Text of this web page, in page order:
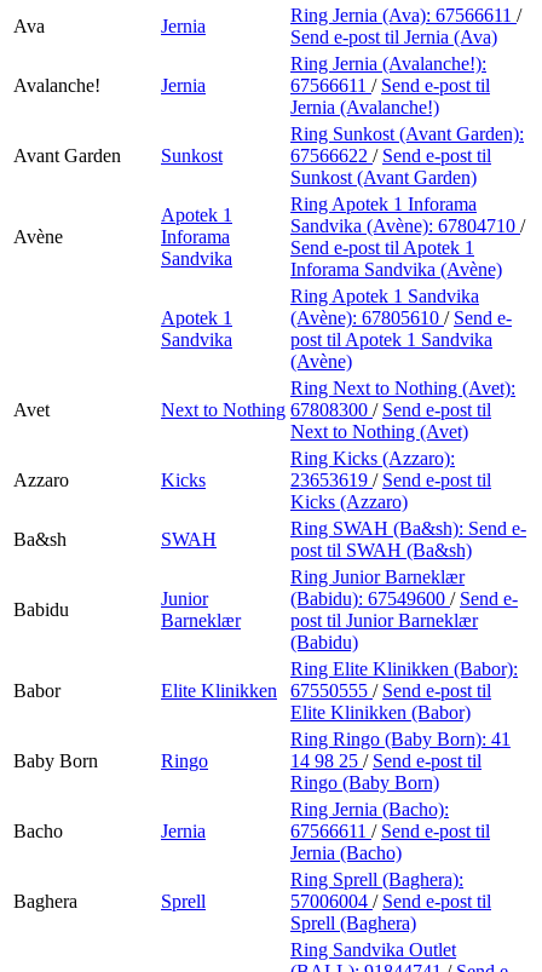
Ava
Jernia
Ring Jernia (Ava): 67566611 /
Send e-post til Jernia (Ava)
Avalanche! Jernia
Ring Jernia (Avalanche!):
67566611 / Send e-post til
Jernia (Avalanche!)
Avant Garden Sunkost
Ring Sunkost (Avant Garden):
67566622 / Send e-post til
Sunkost (Avant Garden)
Avène
Apotek 1
Inforama
Sandvika
Ring Apotek 1 Inforama
Sandvika (Avène): 67804710 /
Send e-post til Apotek 1
Inforama Sandvika (Avène)
Apotek 1
Sandvika
Ring Apotek 1 Sandvika
(Avène): 67805610 / Send e-
post til Apotek 1 Sandvika
(Avène)
Avet Next to Nothing
Ring Next to Nothing (Avet):
67808300 / Send e-post til
Next to Nothing (Avet)
Azzaro Kicks
Ring Kicks (Azzaro):
23653619 / Send e-post til
Kicks (Azzaro)
Ba&sh
SWAH
Ring SWAH (Ba&sh): Send e-
post til SWAH (Ba&sh)
Babidu
Junior
Barneklær
Ring Junior Barneklær
(Babidu): 67549600 / Send e-
post til Junior Barneklær
(Babidu)
Babor Elite Klinikken
Ring Elite Klinikken (Babor):
67550555 / Send e-post til
Elite Klinikken (Babor)
Baby Born Ringo
Ring Ringo (Baby Born): 41
14 98 25 / Send e-post til
Ringo (Baby Born)
Bacho Jernia
Ring Jernia (Bacho):
67566611 / Send e-post til
Jernia (Bacho)
Baghera Sprell
Ring Sprell (Baghera):
57006004 / Send e-post til
Sprell (Baghera)
Ring Sandvika Outlet